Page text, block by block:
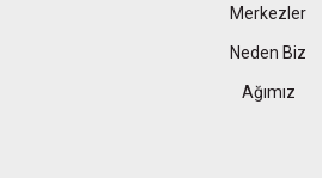
Merkezler
Neden Biz
Ağımız